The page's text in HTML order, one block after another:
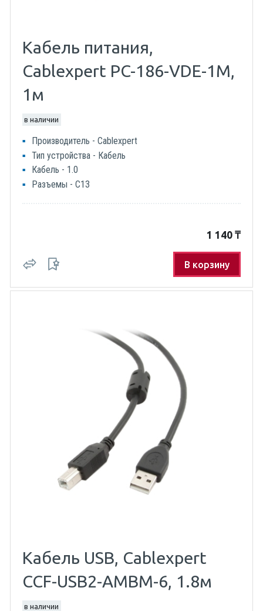
Кабель питания,
Cablexpert PC-186-VDE-1M,
1м
в наличии
Производитель - Cablexpert
Тип устройства - Кабель
Кабель - 1.0
Разъемы - C13
1 140 ₸
В корзину
Кабель USB, Cablexpert
CCF-USB2-AMBM-6, 1.8м
в наличии